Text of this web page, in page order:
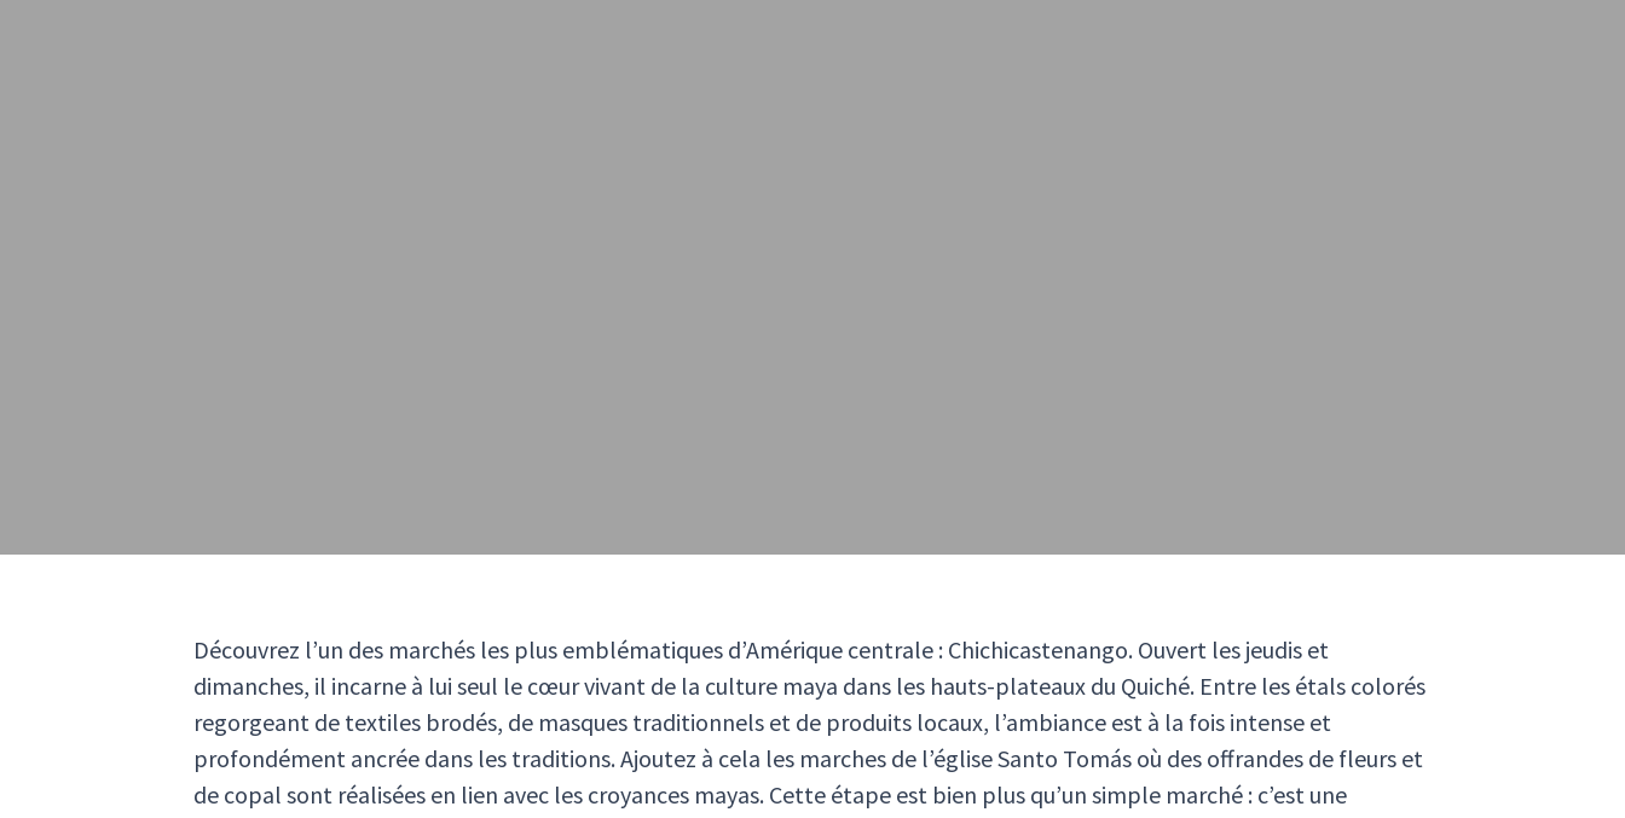
Découvrez l’un des marchés les plus emblématiques d’Amérique centrale : Chichicastenango. Ouvert les jeudis et
dimanches, il incarne à lui seul le cœur vivant de la culture maya dans les hauts-plateaux du Quiché. Entre les étals colorés
regorgeant de textiles brodés, de masques traditionnels et de produits locaux, l’ambiance est à la fois intense et
profondément ancrée dans les traditions. Ajoutez à cela les marches de l’église Santo Tomás où des offrandes de fleurs et
de copal sont réalisées en lien avec les croyances mayas. Cette étape est bien plus qu’un simple marché : c’est une